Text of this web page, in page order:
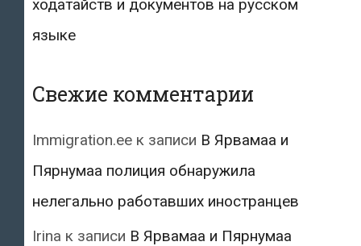
ходатайств и документов на русском
языке
Свежие комментарии
Immigration.ee к записи В Ярвамаа и
Пярнумаа полиция обнаружила
нелегально работавших иностранцев
Irina к записи В Ярвамаа и Пярнумаа